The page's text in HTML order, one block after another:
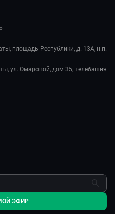
площадь Республики, д. 13А, н.п.
ул. Омаровой, дом 35, телебашня
ЭФИР